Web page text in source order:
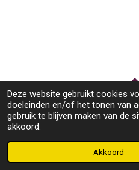
Deze website gebruikt cookies
doeleinden en/of het tonen van
gebruik te blijven maken van de
akkoord.
Akkoord